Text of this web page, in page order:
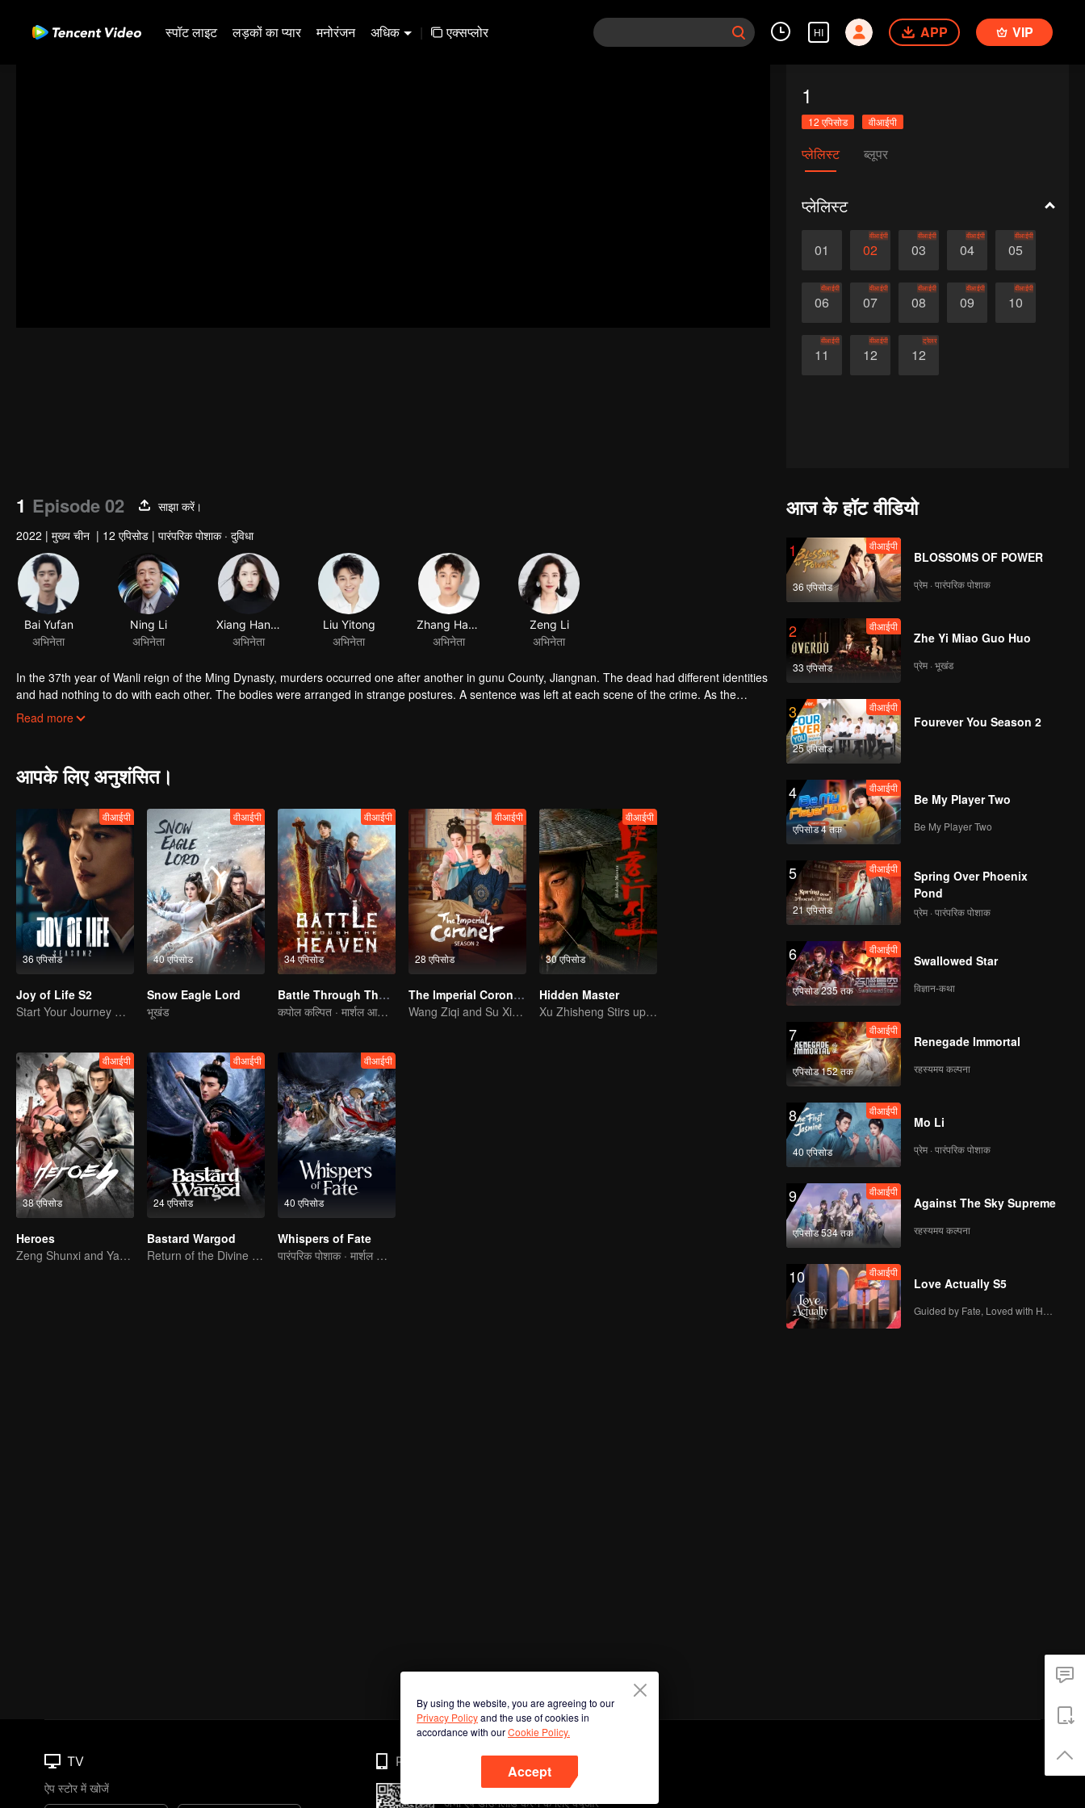
स्पॉट लाइट लड़कों का प्यार मनोरंजन अधिक | एक्सप्लोर HI APP VIP
1
12 एपिसोड वीआईपी
प्लेलिस्ट ब्लूपर
प्लेलिस्ट
01 02
वीआईपी
03
वीआईपी
04
वीआईपी
05
वीआईपी
06
वीआईपी
07
वीआईपी
08
वीआईपी
09
वीआईपी
10
वीआईपी
11
वीआईपी
12
वीआईपी
12
ट्रेलर
1 Episode 02
साझा करें।
2022 | मुख्य चीन | 12 एपिसोड | पारंपरिक पोशाक · दुविधा
Bai Yufan
अभिनेता
Ning Li
अभिनेता
Xiang Hanzhi
अभिनेता
Liu Yitong
अभिनेता
Zhang Haowei
अभिनेता
Zeng Li
अभिनेता
In the 37th year of Wanli reign of the Ming Dynasty, murders occurred one after another in gunu County, Jiangnan. The dead had different identities
and had nothing to do with each other. The bodies were arranged in strange postures. A sentence was left at each scene of the crime. As the
apprentice of the first victim, the little Constable Qu Sangen cooperated with his little partner to carry out an investigation. With the deepening of the
Read more
आपके लिए अनुशंसित।
36 एपिसोड
वीआईपी
Joy of Life S2
Start Your Journey With Fan Xian Again
40 एपिसोड
वीआईपी
Snow Eagle Lord
भूखंड
34 एपिसोड
वीआईपी
Battle Through The Heaven
कपोल कल्पित · मार्शल आर्ट्स।
28 एपिसोड
वीआईपी
The Imperial Coroner S2
Wang Ziqi and Su Xiaotong,Solving Cases While Falling in Love
30 एपिसोड
वीआईपी
Hidden Master
Xu Zhisheng Stirs up a Hilarious Storm in the Martial World
38 एपिसोड
वीआईपी
Heroes
Zeng Shunxi and Yang Chaoyue Present the Affection among Young Marital Artists
24 एपिसोड
वीआईपी
Bastard Wargod
Return of the Divine Warrior! Conquer Foes, Win Hearts
40 एपिसोड
वीआईपी
Whispers of Fate
पारंपरिक पोशाक · मार्शल आर्ट्स।
आज के हॉट वीडियो
1
36 एपिसोड
वीआईपी
BLOSSOMS OF POWER
प्रेम · पारंपरिक पोशाक
2
33 एपिसोड
वीआईपी
Zhe Yi Miao Guo Huo
प्रेम · भूखंड
3
25 एपिसोड
वीआईपी
Fourever You Season 2
4
एपिसोड 4 तक
वीआईपी
Be My Player Two
Be My Player Two
5
21 एपिसोड
वीआईपी
Spring Over Phoenix
Pond
प्रेम · पारंपरिक पोशाक
6
एपिसोड 235 तक
वीआईपी
Swallowed Star
विज्ञान-कथा
7
एपिसोड 152 तक
वीआईपी
Renegade Immortal
रहस्यमय कल्पना
8
40 एपिसोड
वीआईपी
Mo Li
प्रेम · पारंपरिक पोशाक
9
एपिसोड 534 तक
वीआईपी
Against The Sky Supreme
रहस्यमय कल्पना
10 वीआईपी
Love Actually S5
By using the website, you are agreeing to our
Privacy Policyand the use of cookies in
accordance with ourCookie Policy.
Accept
TV
ऐप स्टोर में खोजें
Phone
अभी ऐप डाउनलोड करने के लिए क्यूआर